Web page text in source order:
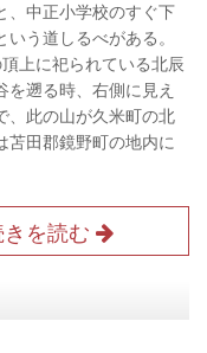
、中正小学校のすぐ下
う道しるべがある。
上に祀られている北辰
遡る時、右側に見え
、此の山が久米町の北
苫田郡鏡野町の地内に
を読む